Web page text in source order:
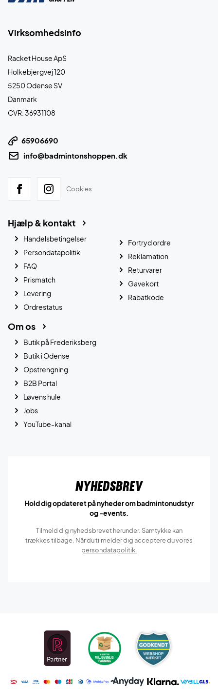
Virksomhedsinfo
Racket House ApS
Holkebjergvej 120
5250 Odense SV
Danmark
CVR: 36931108
65906690
info@badmintonshoppen.dk
Cookies
Hjælp & kontakt
Handelsbetingelser
Persondatapolitik
FAQ
Prismatch
Levering
Ordrestatus
Fortryd ordre
Reklamation
Returvarer
Gavekort
Rabatkode
Om os
Butik på Frederiksberg
Butik i Odense
Opstrengning
B2B Portal
Løvens hule
Jobs
YouTube-kanal
Nyhedsbrev
Hold dig opdateret på nyheder om badmintonudstyr
og -events.
Tilmeld dig nyhedsbrevet herunder. Samtykke kan
trækkes tilbage. Når du tilmelder dig acceptere du vores
persondatapolitik.